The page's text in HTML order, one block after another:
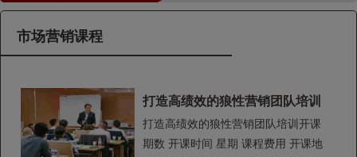
市场营销课程
打造高绩效的狼性营销团队培训
打造高绩效的狼性营销团队培训开课
期数 开课时间 星期 课程费用 开课地